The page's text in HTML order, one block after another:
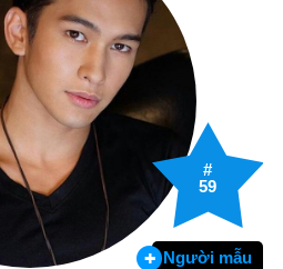
#
59
Người mẫu